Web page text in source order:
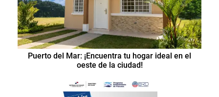
Puerto del Mar: ¡Encuentra tu hogar ideal en el
oeste de la ciudad!